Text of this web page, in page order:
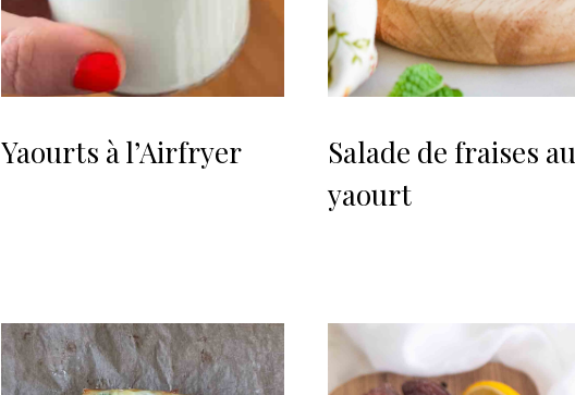
Yaourts à l’Airfryer
Salade de fraises au
yaourt